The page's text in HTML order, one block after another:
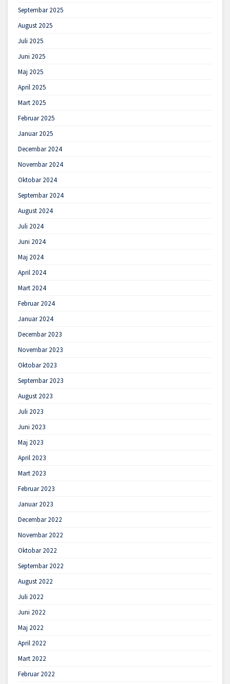
Septembar 2025
August 2025
Juli 2025
Juni 2025
Maj 2025
April 2025
Mart 2025
Februar 2025
Januar 2025
Decembar 2024
Novembar 2024
Oktobar 2024
Septembar 2024
August 2024
Juli 2024
Juni 2024
Maj 2024
April 2024
Mart 2024
Februar 2024
Januar 2024
Decembar 2023
Novembar 2023
Oktobar 2023
Septembar 2023
August 2023
Juli 2023
Juni 2023
Maj 2023
April 2023
Mart 2023
Februar 2023
Januar 2023
Decembar 2022
Novembar 2022
Oktobar 2022
Septembar 2022
August 2022
Juli 2022
Juni 2022
Maj 2022
April 2022
Mart 2022
Februar 2022